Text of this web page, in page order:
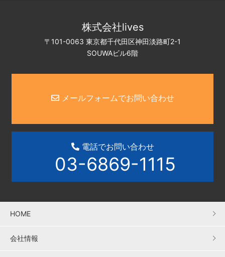
株式会社lives
〒101-0063 東京都千代田区神田淡路町2-1
SOUWAビル6階
メールフォームでお問い合わせ
電話でお問い合わせ
03-6869-1115
HOME
会社情報